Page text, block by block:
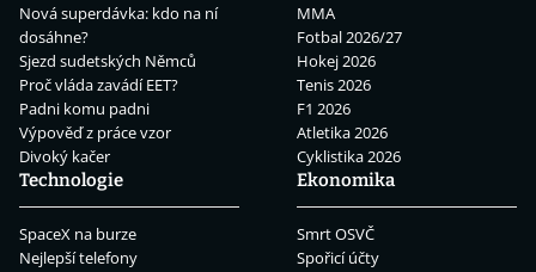
Nová superdávka: kdo na ní
dosáhne?
Sjezd sudetských Němců
Proč vláda zavádí EET?
Padni komu padni
Výpověď z práce vzor
Divoký kačer
MMA
Fotbal 2026/27
Hokej 2026
Tenis 2026
F1 2026
Atletika 2026
Cyklistika 2026
Technologie
SpaceX na burze
Nejlepší telefony
Ekonomika
Smrt OSVČ
Spořicí účty